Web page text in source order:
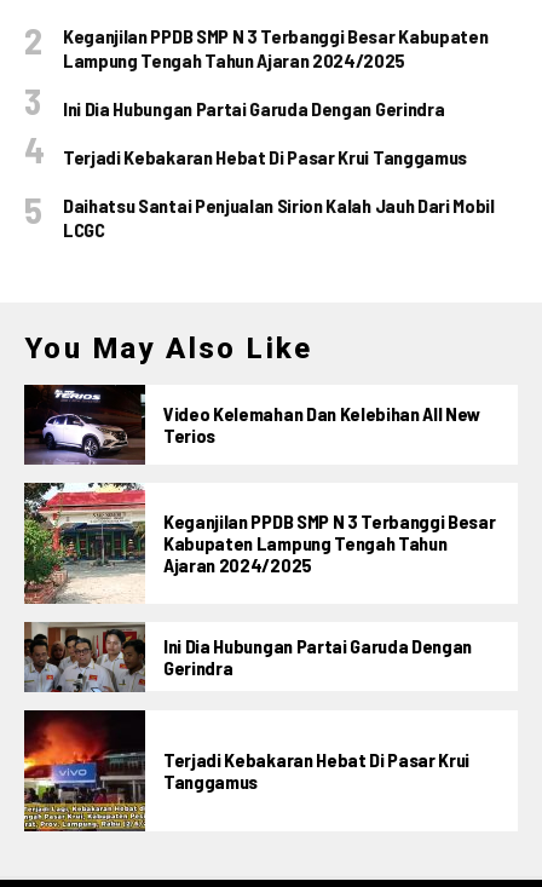
Keganjilan PPDB SMP N 3 Terbanggi Besar Kabupaten
Lampung Tengah Tahun Ajaran 2024/2025
Ini Dia Hubungan Partai Garuda Dengan Gerindra
Terjadi Kebakaran Hebat Di Pasar Krui Tanggamus
Daihatsu Santai Penjualan Sirion Kalah Jauh Dari Mobil
LCGC
You May Also Like
Video Kelemahan Dan Kelebihan All New
Terios
Keganjilan PPDB SMP N 3 Terbanggi Besar
Kabupaten Lampung Tengah Tahun
Ajaran 2024/2025
Ini Dia Hubungan Partai Garuda Dengan
Gerindra
Terjadi Kebakaran Hebat Di Pasar Krui
Tanggamus